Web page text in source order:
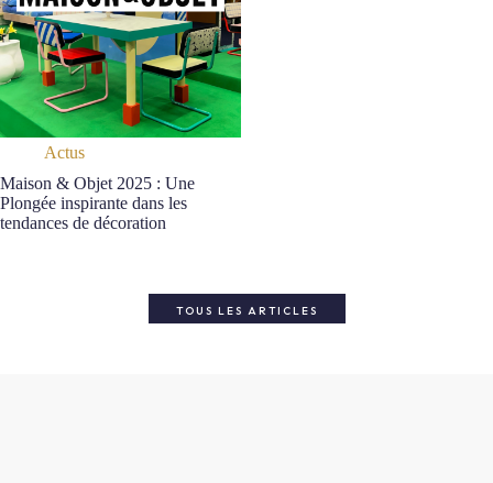
Actus
Maison & Objet 2025 : Une
Plongée inspirante dans les
tendances de décoration
TOUS LES ARTICLES